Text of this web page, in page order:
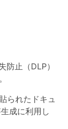
防止（DLP）
られたドキュ
成に利用し